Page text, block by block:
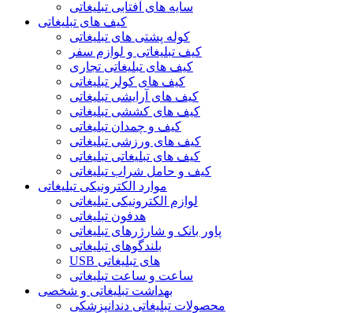
سایه های آفتابی تبلیغاتی
کیف های تبلیغاتی
کوله پشتی های تبلیغاتی
کیف تبلیغاتی و لوازم سفر
کیف های تبلیغاتی تجاری
کیف های کولر تبلیغاتی
کیف های آرایشی تبلیغاتی
کیف های کششی تبلیغاتی
کیف و چمدان تبلیغاتی
کیف های ورزشی تبلیغاتی
کیف های تبلیغاتی تبلیغاتی
کیف و حامل شراب تبلیغاتی
موارد الکترونیکی تبلیغاتی
لوازم الکترونیکی تبلیغاتی
هدفون تبلیغاتی
پاور بانک و شارژرهای تبلیغاتی
بلندگوهای تبلیغاتی
USB های تبلیغاتی
ساعت و ساعت تبلیغاتی
بهداشت تبلیغاتی و شخصی
محصولات تبلیغاتی دندانپزشکی